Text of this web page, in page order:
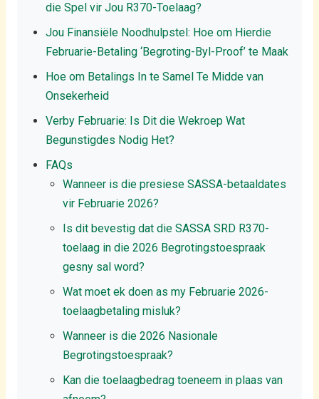
die Spel vir Jou R370-Toelaag?
Jou Finansiële Noodhulpstel: Hoe om Hierdie
Februarie-Betaling ‘Begroting-Byl-Proof’ te Maak
Hoe om Betalings In te Samel Te Midde van
Onsekerheid
Verby Februarie: Is Dit die Wekroep Wat
Begunstigdes Nodig Het?
FAQs
Wanneer is die presiese SASSA-betaaldates
vir Februarie 2026?
Is dit bevestig dat die SASSA SRD R370-
toelaag in die 2026 Begrotingstoespraak
gesny sal word?
Wat moet ek doen as my Februarie 2026-
toelaagbetaling misluk?
Wanneer is die 2026 Nasionale
Begrotingstoespraak?
Kan die toelaagbedrag toeneem in plaas van